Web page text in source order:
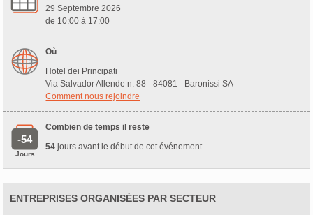
29 Septembre 2026
de 10:00 à 17:00
Où
Hotel dei Principati
Via Salvador Allende n. 88 - 84081 - Baronissi SA
Comment nous rejoindre
-54
Jours
Combien de temps il reste
54 jours avant le début de cet événement
ENTREPRISES ORGANISÉES PAR SECTEUR